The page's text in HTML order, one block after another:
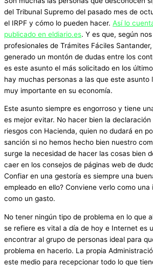
del Tribunal Supremo del pasado mes de
el IRPF y cómo lo pueden hacer. Así lo
publicado en eldiario.es. Y es que, según
profesionales de Trámites Fáciles
generado un montón de dudas entre los
es este asunto el más solicitado en los
hay muchas personas a las que este asunto
muy importante en su economía.
Este asunto siempre es engorroso y tiene
es mejor evitar. No hacer bien la
riesgos con Hacienda, quien no dudará en
sanción si no hemos hecho bien nuestro
surge la necesidad de hacer las cosas bien
caer en los consejos de páginas web de
Confiar en una gestoría es siempre una
empleado en ello? Conviene verlo como una
como un gasto.
No tener ningún tipo de problema en lo que
se refiere es vital a día de hoy e Internet es
encontrar al grupo de personas ideal para
problema en hacerlo. La propia
este medio para recepcionar todo lo que